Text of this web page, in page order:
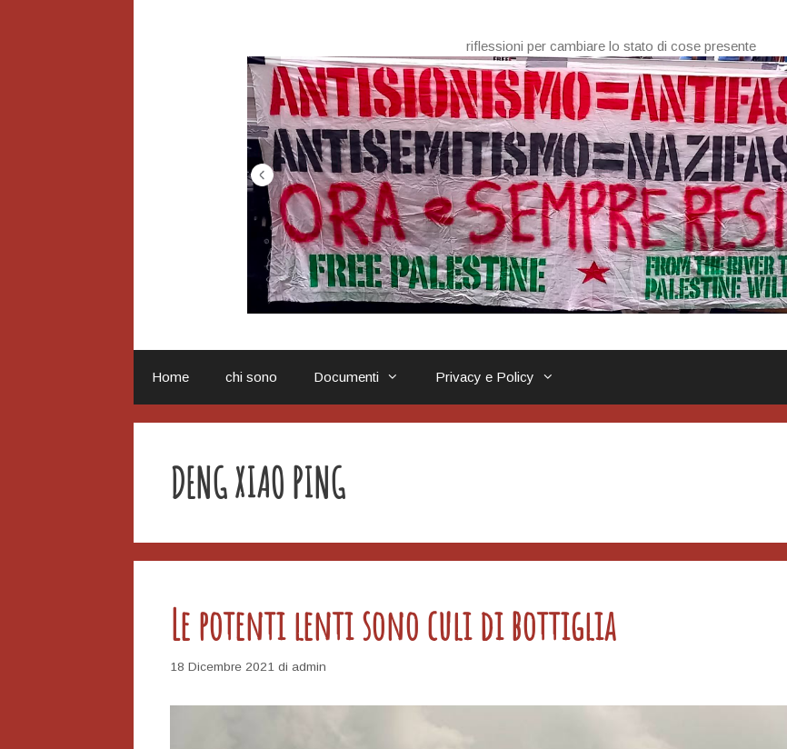
riflessioni per cambiare lo stato di cose presente
Home chi sono Documenti Privacy e Policy
DENG XIAO PING
Le potenti lenti sono culi di bottiglia
18 Dicembre 2021 di admin